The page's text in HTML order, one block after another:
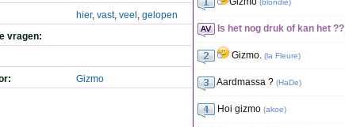
hier, vast, veel , gelopen
vragen:
Gizmo
(blondie)
Is het nog druk of kan het ??
Gizmo. (la Fleure)
Aardmassa ? (HaDe)
Hoi gizmo (akoe)